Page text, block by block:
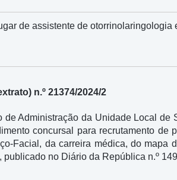
de assistente de otorrinolaringologia
n.º 21374/2024/2
Administração da Unidade Local de
concursal para recrutamento de
Facial, da carreira médica, do mapa
, publicado no Diário da República n.º